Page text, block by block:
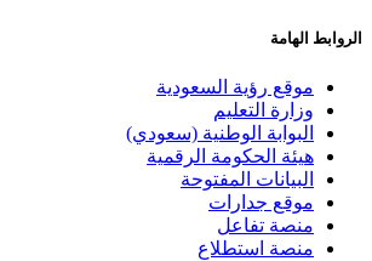
الروابط الهامة
موقع رؤية السعودية
وزارة التعليم
البوابة الوطنية (سعودي)
هيئة الحكومة الرقمية
البيانات المفتوحة
موقع جدارات
منصة تفاعل
منصة استطلاع